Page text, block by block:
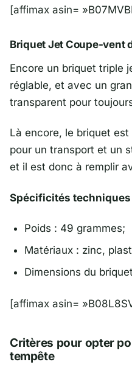
[affimax asin=
Briquet Jet Coupe-vent
Encore un briquet triple
réglable, et avec un
transparent pour
Là encore, le briquet
pour un transport et un
et il est donc à remplir
Spécificités techniques
Poids : 49 grammes;
Matériaux : zinc,
Dimensions du
[affimax asin=
Critères pour opter
tempête